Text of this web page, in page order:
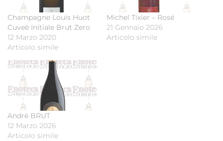
Champagne Louis Huot
Cuveè Initiale Brut Zero
12 Marzo 2020
Articolo simile
Michel Tixier – Rosé
21 Gennaio 2026
Articolo simile
Andrè BRUT
12 Marzo 2026
Articolo simile